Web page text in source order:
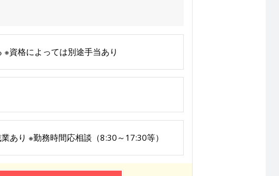
資格によっては別途手当あり
り ※勤務時間応相談（8:30～17:30等）